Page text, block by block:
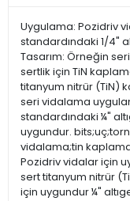
Uygulama: Pozidriv
standardındaki 1/4"
Tasarım: Örneğin
sertlik için TiN
titanyum nitrür (TiN)
seri vidalama
standardındaki ¼"
uygundur.
vidalama;tin
Pozidriv vidalar için
sert titanyum nitrür
için uygundur ¼"